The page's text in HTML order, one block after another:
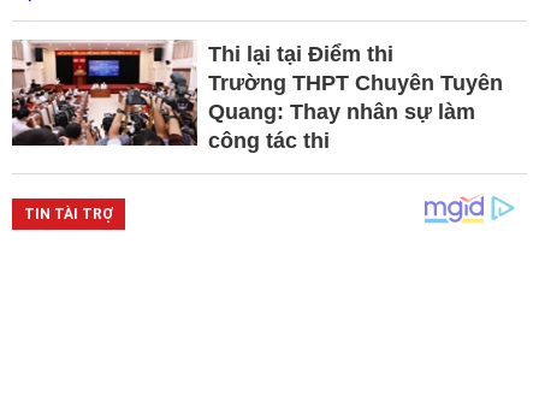
Thi lại tại Điểm thi
Trường THPT Chuyên Tuyên
Quang: Thay nhân sự làm
công tác thi